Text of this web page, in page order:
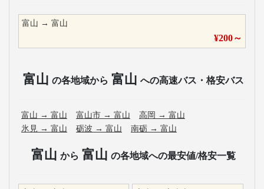
富山 → 富山
¥200～
富山 の各地域から 富山 への高速バス・格安バス
富山 → 富山 富山市 → 富山 高岡 → 富山
氷見 → 富山 砺波 → 富山 南砺 → 富山
富山 から 富山 の各地域への最安値/格安一覧